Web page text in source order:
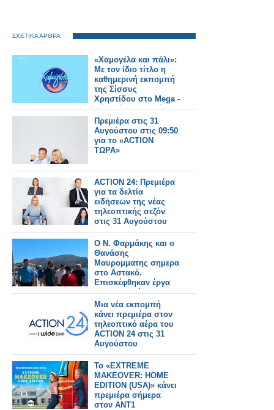
ΣΧΕΤΙΚΑ ΑΡΘΡΑ
«Χαμογέλα και πάλι»:
Με τον ίδιο τίτλο η
καθημερινή εκπομπή
της Σίσσυς
Χρηστίδου στο Mega -
Πότε κάνει πρεμιέρα;
Πρεμιέρα στις 31
Αυγούστου στις 09:50
για το «ACTION
ΤΩΡΑ»
ACTION 24: Πρεμιέρα
για τα δελτία
ειδήσεων της νέας
τηλεοπτικής σεζόν
στις 31 Αυγούστου
Ο Ν. Φαρμάκης και ο
Θανάσης
Μαυρομματης σημερα
στο Αστακό.
Επισκέφθηκαν έργα
που εκτελούνται στην
περιοχή και
συναντήθηκαν με
φορείς και πολίτες
(φωτο-βιντεο)
Μια νέα εκπομπή
κάνει πρεμιέρα στον
τηλεοπτικό αέρα του
ACTION 24 στις 31
Αυγούστου
Το «EXTREME
MAKEOVER: HOME
EDITION (USA)» κάνει
πρεμιέρα σήμερα
στον ΑΝΤ1